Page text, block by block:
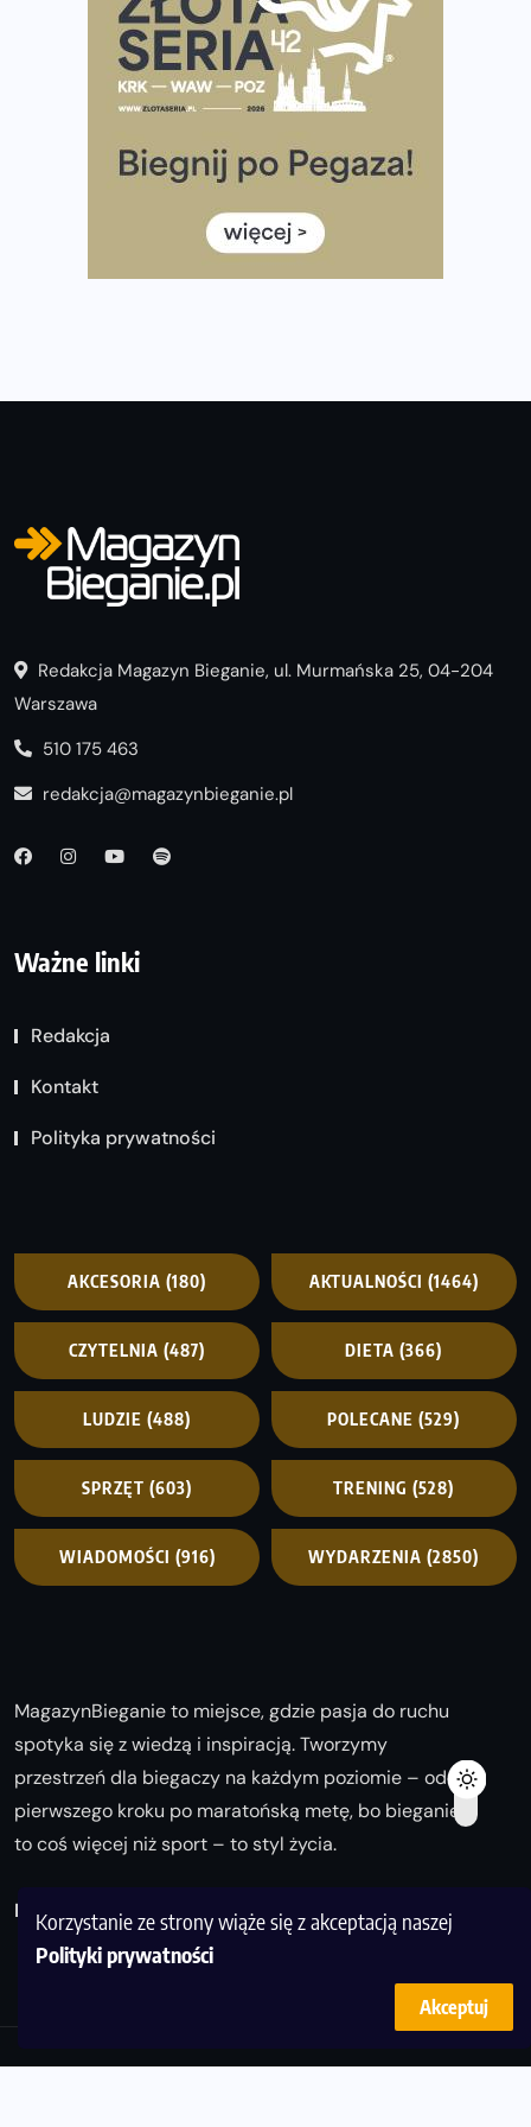
Korzystanie ze strony wiąże się z akceptacją naszej
Polityki prywatności
Akceptuj
i Półmaraton Szczeciński. Wszystko, co warto wiedzieć
European Marathon Classics – jak zweryfikować swój
listach startowych są jeszcze wolne miejsca
Jaki smartwatch dla biegaczy, którzy chcą też przy
okazji trenować pod HYROX?
Jak zaplanować domowe cardio bez przepełniania
Redakcja Magazyn Bieganie, ul. Murmańska 25, 04-204
Warszawa
510 175 463
redakcja@magazynbieganie.pl
Ważne linki
Redakcja
Kontakt
Polityka prywatności
AKCESORIA (180) AKTUALNOŚCI (1464)
CZYTELNIA (487) DIETA (366)
LUDZIE (488) POLECANE (529)
SPRZĘT (603) TRENING (528)
WIADOMOŚCI (916) WYDARZENIA (2850)
MagazynBieganie to miejsce, gdzie pasja do ruchu
spotyka się z wiedzą i inspiracją. Tworzymy
przestrzeń dla biegaczy na każdym poziomie – od
pierwszego kroku po maratońską metę, bo bieganie
to coś więcej niż sport – to styl życia.
Biegaj z nami i odkrywaj swoją najlepszą wersję!